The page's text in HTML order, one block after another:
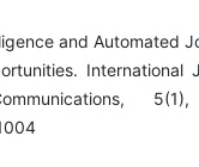
and Automated
International